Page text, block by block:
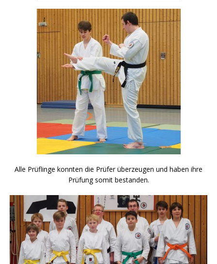
Alle Prüflinge konnten die Prüfer überzeugen und haben ihre
Prüfung somit bestanden.